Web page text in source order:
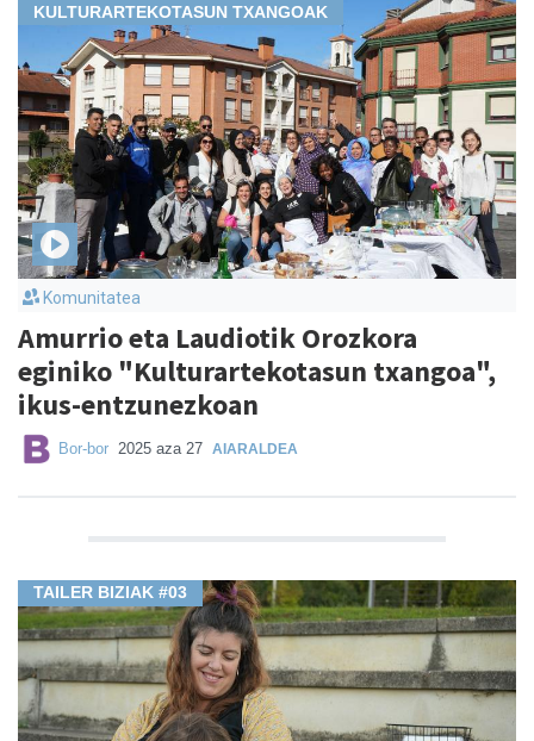
KULTURARTEKOTASUN TXANGOAK
Komunitatea
Amurrio eta Laudiotik Orozkora
eginiko "Kulturartekotasun txangoa",
ikus-entzunezkoan
Bor-bor 2025 aza 27 AIARALDEA
TAILER BIZIAK #03